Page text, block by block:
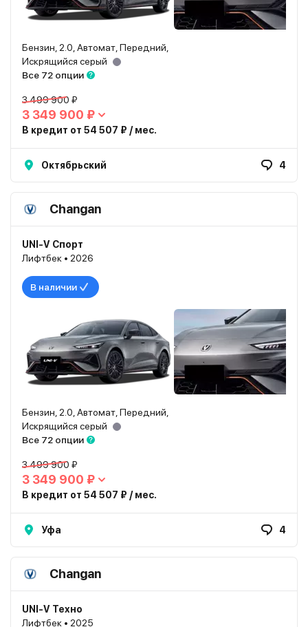
Бензин, 2.0, Автомат, Передний,
Искрящийся серый
Все 72 опции
3 499 900 ₽
3 349 900 ₽
В кредит от 54 507 ₽ / мес.
Октябрьский 4
Changan
UNI-V Спорт
Лифтбек • 2026
В наличии
Бензин, 2.0, Автомат, Передний,
Искрящийся серый
Все 72 опции
3 499 900 ₽
3 349 900 ₽
В кредит от 54 507 ₽ / мес.
Уфа 4
Changan
UNI-V Техно
Лифтбек • 2025